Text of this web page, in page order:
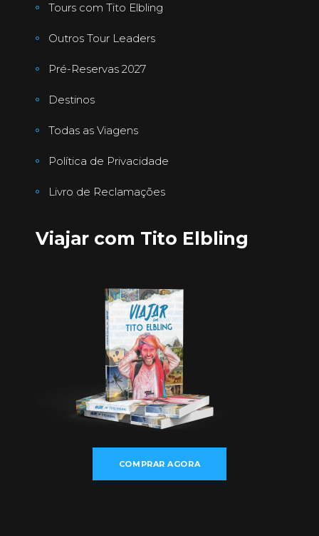
Tours com Tito Elbling
Outros Tour Leaders
Pré-Reservas 2027
Destinos
Todas as Viagens
Política de Privacidade
Livro de Reclamações
Viajar com Tito Elbling
COMPRAR AGORA